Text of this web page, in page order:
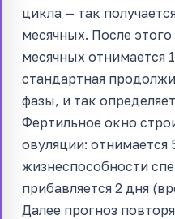
цикла — так
месячных. После
месячных отнимается
стандартная
фазы, и так
Фертильное окно
овуляции: отнимается
жизнеспособности
прибавляется 2 дня
Далее прогноз